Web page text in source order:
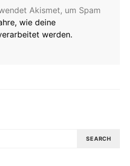
Akismet, um Spam
wie deine
werden.
SEARCH